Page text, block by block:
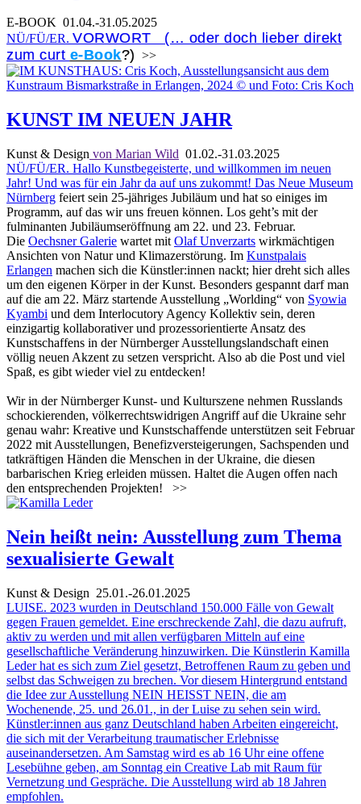
E-BOOK 01.04.-31.05.2025
NÜ/FÜ/ER. VORWORT (… oder doch lieber direkt
zum curt e-Book?) >>
KUNST IM NEUEN JAHR
Kunst & Design von Marian Wild 01.02.-31.03.2025
NÜ/FÜ/ER. Hallo Kunstbegeisterte, und willkommen im neuen
Jahr! Und was für ein Jahr da auf uns zukommt! Das Neue Museum
Nürnberg feiert sein 25-jähriges Jubiläum und hat so einiges im
Programm, auf das wir uns freuen können. Los geht’s mit der
fulminanten Jubiläumseröffnung am 22. und 23. Februar.
Die Oechsner Galerie wartet mit Olaf Unverzarts wirkmächtigen
Ansichten von Natur und Klimazerstörung. Im Kunstpalais
Erlangen machen sich die Künstler:innen nackt; hier dreht sich alles
um den eigenen Körper in der Kunst. Besonders gespannt darf man
auf die am 22. März startende Ausstellung „Worlding“ von Syowia
Kyambi und dem Interlocutory Agency Kollektiv sein, deren
einzigartig kollaborativer und prozessorientierte Ansatz des
Kunstschaffens in der Nürnberger Ausstellungslandschaft einen
völlig neuen Akzent zu setzen verspricht. Also ab die Post und viel
Spaß, es gibt wieder viel zu entdecken!
Wir in der Nürnberger Kunst- und Kulturszene nehmen Russlands
schockierenden, völkerrechtswidrigen Angriff auf die Ukraine sehr
genau wahr: Kreative und Kunstschaffende unterstützen seit Februar
2022 mit Ausstellungen, Benefizversteigerungen, Sachspenden und
tatkräftigen Händen die Menschen in der Ukraine, die diesen
barbarischen Krieg erleiden müssen. Haltet die Augen offen nach
den entsprechenden Projekten!
>>
Nein heißt nein: Ausstellung zum Thema
sexualisierte Gewalt
Kunst & Design 25.01.-26.01.2025
LUISE. 2023 wurden in Deutschland 150.000 Fälle von Gewalt
gegen Frauen gemeldet. Eine erschreckende Zahl, die dazu aufruft,
aktiv zu werden und mit allen verfügbaren Mitteln auf eine
gesellschaftliche Veränderung hinzuwirken. Die Künstlerin Kamilla
Leder hat es sich zum Ziel gesetzt, Betroffenen Raum zu geben und
selbst das Schweigen zu brechen. Vor diesem Hintergrund entstand
die Idee zur Ausstellung NEIN HEISST NEIN, die am
Wochenende, 25. und 26.01., in der Luise zu sehen sein wird.
Künstler:innen aus ganz Deutschland haben Arbeiten eingereicht,
die sich mit der Verarbeitung traumatischer Erlebnisse
auseinandersetzen. Am Samstag wird es ab 16 Uhr eine offene
Lesebühne geben, am Sonntag ein Creative Lab mit Raum für
Vernetzung und Gespräche. Die Ausstellung wird ab 18 Jahren
empfohlen.